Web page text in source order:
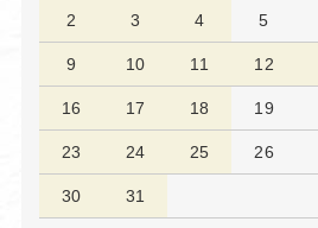
2 3 4 5
9 10 11 12
16 17 18 19
23 24 25 26
30 31